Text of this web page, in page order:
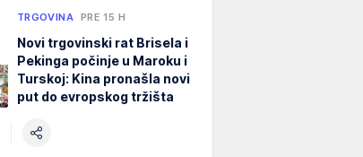
TRGOVINA PRE 15 H
Novi trgovinski rat Brisela i
Pekinga počinje u Maroku i
Turskoj: Kina pronašla novi
put do evropskog tržišta